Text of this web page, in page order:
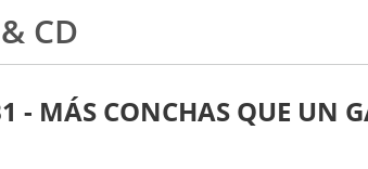
CD
- MÁS CONCHAS QUE UN